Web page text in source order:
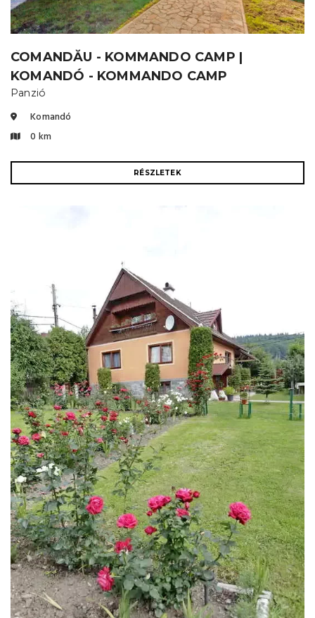
COMANDĂU - KOMMANDO CAMP |
KOMANDÓ - KOMMANDO CAMP
Panzió
Komandó
0 km
RÉSZLETEK